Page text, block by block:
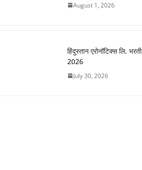
August 1, 2026
हिंदुस्तान एरोनॉटिक्स लि. भरती
2026
July 30, 2026